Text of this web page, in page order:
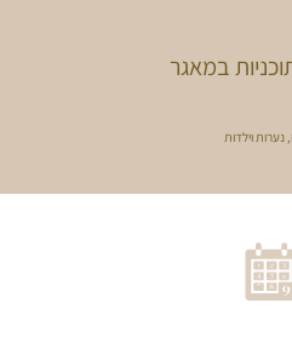
נערות וילדות
במאגר